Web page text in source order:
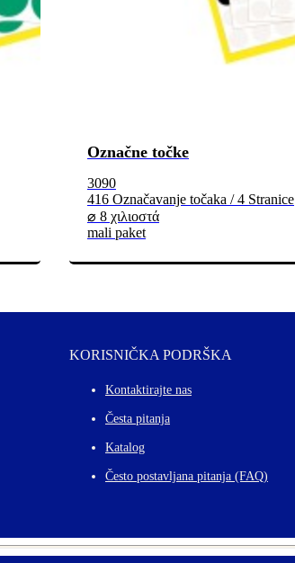
Označne točke
3090
416 Označavanje točaka / 4 Stranice
⌀ 8 χιλιοστά
mali paket
KORISNIČKA PODRŠKA
Kontaktirajte nas
Česta pitanja
Katalog
Često postavljana pitanja (FAQ)